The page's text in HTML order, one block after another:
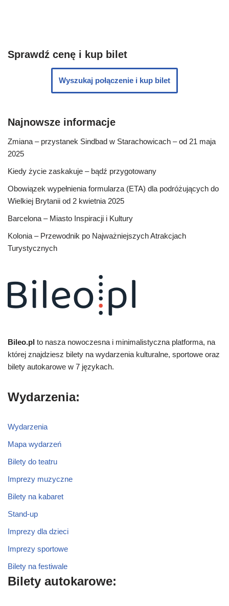
Sprawdź cenę i kup bilet
Wyszukaj połączenie i kup bilet
Najnowsze informacje
Zmiana – przystanek Sindbad w Starachowicach – od 21 maja
2025
Kiedy życie zaskakuje – bądź przygotowany
Obowiązek wypełnienia formularza (ETA) dla podróżujących do
Wielkiej Brytanii od 2 kwietnia 2025
Barcelona – Miasto Inspiracji i Kultury
Kolonia – Przewodnik po Najważniejszych Atrakcjach
Turystycznych
Bileo.pl to nasza nowoczesna i minimalistyczna platforma, na
której znajdziesz bilety na wydarzenia kulturalne, sportowe oraz
bilety autokarowe w 7 językach.
Wydarzenia:
Wydarzenia
Mapa wydarzeń
Bilety do teatru
Imprezy muzyczne
Bilety na kabaret
Stand-up
Imprezy dla dzieci
Imprezy sportowe
Bilety na festiwale
Bilety autokarowe: